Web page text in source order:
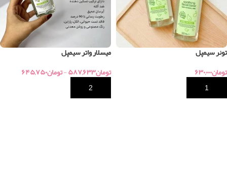
تونر سیمپل
تومان۶۳۰,۰۰۰
خرید
میسلار واتر سیمپل
تومان۵۸۷,۶۳۳-تومان۶۴۵,۷۵۰